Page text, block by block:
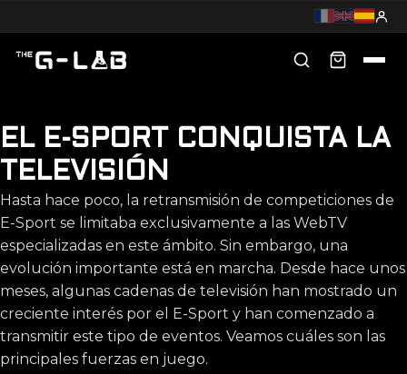
EL E-SPORT CONQUISTA LA
TELEVISIÓN
Hasta hace poco, la retransmisión de competiciones de
E-Sport se limitaba exclusivamente a las WebTV
especializadas en este ámbito. Sin embargo, una
evolución importante está en marcha. Desde hace unos
meses, algunas cadenas de televisión han mostrado un
creciente interés por el E-Sport y han comenzado a
transmitir este tipo de eventos. Veamos cuáles son las
principales fuerzas en juego.